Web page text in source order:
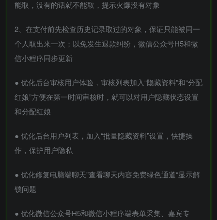
能取，没有的话就不能取，提示火爆没有对象
2、在支付前先检查历史记录取过的对象，保证只能被同一
个人取出来一次；以免发生退款纠纷，微信公众号H5和微
信小程序同步更新
● 优化后台审核用户体验，审核列表加入“隐藏资料”和“分配
红娘”方便在第一时间审核时，就可以对用户隐藏状态设置
和分配红娘
● 优化后台用户列表，加入“批量隐藏资料”设置，快捷操
作，保护用户隐私
● 优化修复电脑端聊天”查看聊天内容免费绿色通道“显示解
锁问题
● 优化微信公众号H5和微信小程序端表单采集、嘉宾专